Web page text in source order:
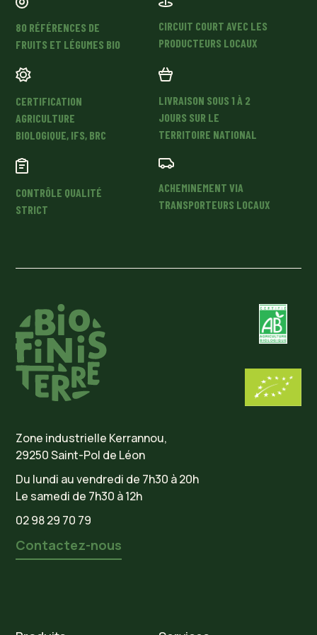
80 RÉFÉRENCES DE
FRUITS ET LÉGUMES BIO
CIRCUIT COURT AVEC LES
PRODUCTEURS LOCAUX
CERTIFICATION
AGRICULTURE
BIOLOGIQUE, IFS, BRC
LIVRAISON SOUS 1 À 2
JOURS SUR LE
TERRITOIRE NATIONAL
CONTRÔLE QUALITÉ
STRICT
ACHEMINEMENT VIA
TRANSPORTEURS LOCAUX
Zone industrielle Kerrannou,
29250 Saint-Pol de Léon
Du lundi au vendredi de 7h30 à 20h
Le samedi de 7h30 à 12h
02 98 29 70 79
Contactez-nous